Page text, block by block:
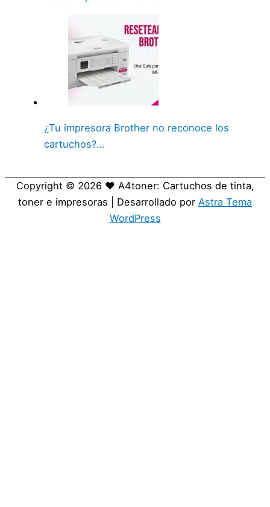
¿Tu impresora Brother no reconoce los
cartuchos?…
Copyright © 2026 ❤️ A4toner: Cartuchos de tinta,
toner e impresoras | Desarrollado por Astra Tema
WordPress